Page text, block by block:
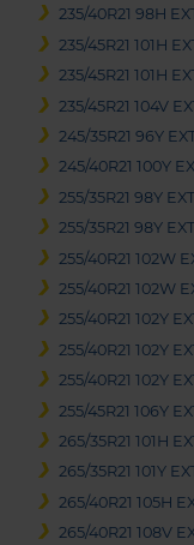
235/40R21 98H
235/45R21 101H
235/45R21 101H
235/45R21 104V
245/35R21 96Y
245/40R21 100Y
255/35R21 98Y
255/35R21 98Y
255/40R21 102W
255/40R21 102W
255/40R21 102Y
255/40R21 102Y
255/40R21 102Y
255/45R21 106Y
265/35R21 101H
265/35R21 101Y
265/40R21 105H
265/40R21 108V